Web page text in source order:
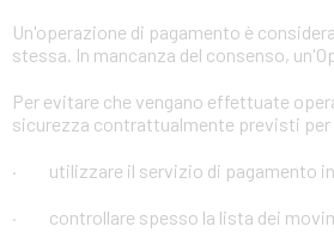
Un'operazione di pagamento è
stessa. In mancanza del consenso,
Per evitare che vengano effettuate
sicurezza contrattualmente previsti
· utilizzare il servizio di pagamento
· controllare spesso la lista dei